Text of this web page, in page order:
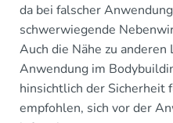
da bei falscher
schwerwiegende
Auch die Nähe zu anderen
Anwendung im
hinsichtlich der Sicherheit
empfohlen, sich vor der